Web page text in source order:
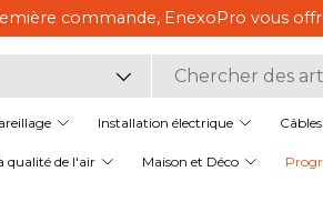
en matériel électrique,pour
Installation électrique
qualité de l'air Maison et Déco